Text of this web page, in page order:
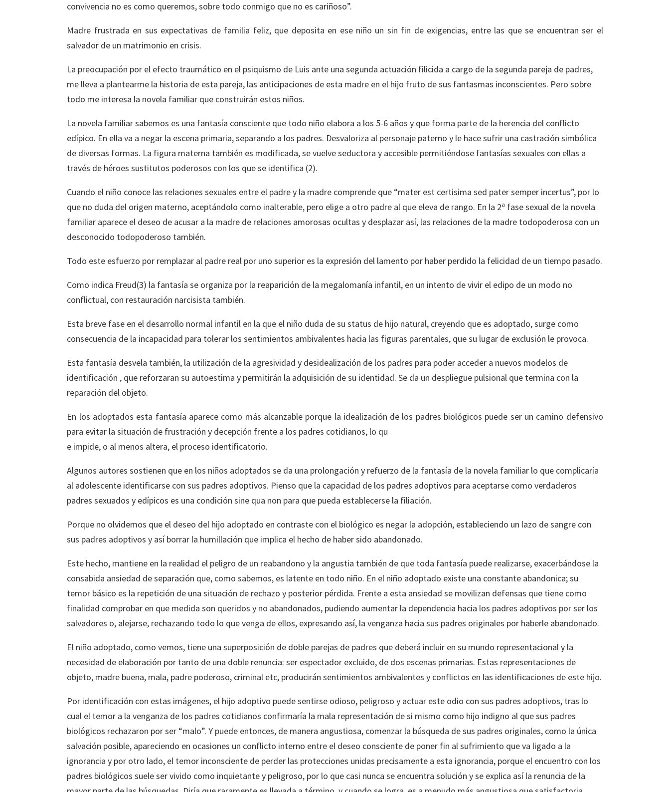
convivencia no es como queremos, sobre todo conmigo que no es cariñoso”.
Madre frustrada en sus expectativas de familia feliz, que deposita en ese niño un sin fin de exigencias, entre las que se encuentran ser el
salvador de un matrimonio en crisis.
La preocupación por el efecto traumático en el psiquismo de Luis ante una segunda actuación filicida a cargo de la segunda pareja de padres,
me lleva a plantearme la historia de esta pareja, las anticipaciones de esta madre en el hijo fruto de sus fantasmas inconscientes. Pero sobre
todo me interesa la novela familiar que construirán estos niños.
La novela familiar sabemos es una fantasía consciente que todo niño elabora a los 5-6 años y que forma parte de la herencia del conflicto
edípico. En ella va a negar la escena primaria, separando a los padres. Desvaloriza al personaje paterno y le hace sufrir una castración simbólica
de diversas formas. La figura materna también es modificada, se vuelve seductora y accesible permitiéndose fantasías sexuales con ellas a
través de héroes sustitutos poderosos con los que se identifica (2).
Cuando el niño conoce las relaciones sexuales entre el padre y la madre comprende que “mater est certisima sed pater semper incertus”, por lo
que no duda del origen materno, aceptándolo como inalterable, pero elige a otro padre al que eleva de rango. En la 2ª fase sexual de la novela
familiar aparece el deseo de acusar a la madre de relaciones amorosas ocultas y desplazar así, las relaciones de la madre todopoderosa con un
desconocido todopoderoso también.
Todo este esfuerzo por remplazar al padre real por uno superior es la expresión del lamento por haber perdido la felicidad de un tiempo pasado.
Como indica Freud(3) la fantasía se organiza por la reaparición de la megalomanía infantil, en un intento de vivir el edipo de un modo no
conflictual, con restauración narcisista también.
Esta breve fase en el desarrollo normal infantil en la que el niño duda de su status de hijo natural, creyendo que es adoptado, surge como
consecuencia de la incapacidad para tolerar los sentimientos ambivalentes hacia las figuras parentales, que su lugar de exclusión le provoca.
Esta fantasía desvela también, la utilización de la agresividad y desidealización de los padres para poder acceder a nuevos modelos de
identificación , que reforzaran su autoestima y permitirán la adquisición de su identidad. Se da un despliegue pulsional que termina con la
reparación del objeto.
En los adoptados esta fantasía aparece como más alcanzable porque la idealización de los padres biológicos puede ser un camino defensivo
para evitar la situación de frustración y decepción frente a los padres cotidianos, lo qu
e impide, o al menos altera, el proceso identificatorio.
Algunos autores sostienen que en los niños adoptados se da una prolongación y refuerzo de la fantasía de la novela familiar lo que complicaría
al adolescente identificarse con sus padres adoptivos. Pienso que la capacidad de los padres adoptivos para aceptarse como verdaderos
padres sexuados y edípicos es una condición sine qua non para que pueda establecerse la filiación.
Porque no olvidemos que el deseo del hijo adoptado en contraste con el biológico es negar la adopción, estableciendo un lazo de sangre con
sus padres adoptivos y así borrar la humillación que implica el hecho de haber sido abandonado.
Este hecho, mantiene en la realidad el peligro de un reabandono y la angustia también de que toda fantasía puede realizarse, exacerbándose la
consabida ansiedad de separación que, como sabemos, es latente en todo niño. En el niño adoptado existe una constante abandonica; su
temor básico es la repetición de una situación de rechazo y posterior pérdida. Frente a esta ansiedad se movilizan defensas que tiene como
finalidad comprobar en que medida son queridos y no abandonados, pudiendo aumentar la dependencia hacia los padres adoptivos por ser los
salvadores o, alejarse, rechazando todo lo que venga de ellos, expresando así, la venganza hacia sus padres originales por haberle abandonado.
El niño adoptado, como vemos, tiene una superposición de doble parejas de padres que deberá incluir en su mundo representacional y la
necesidad de elaboración por tanto de una doble renuncia: ser espectador excluido, de dos escenas primarias. Estas representaciones de
objeto, madre buena, mala, padre poderoso, criminal etc, producirán sentimientos ambivalentes y conflictos en las identificaciones de este hijo.
Por identificación con estas imágenes, el hijo adoptivo puede sentirse odioso, peligroso y actuar este odio con sus padres adoptivos, tras lo
cual el temor a la venganza de los padres cotidianos confirmaría la mala representación de si mismo como hijo indigno al que sus padres
biológicos rechazaron por ser “malo”. Y puede entonces, de manera angustiosa, comenzar la búsqueda de sus padres originales, como la única
salvación posible, apareciendo en ocasiones un conflicto interno entre el deseo consciente de poner fin al sufrimiento que va ligado a la
ignorancia y por otro lado, el temor inconsciente de perder las protecciones unidas precisamente a esta ignorancia, porque el encuentro con los
padres biológicos suele ser vivido como inquietante y peligroso, por lo que casi nunca se encuentra solución y se explica así la renuncia de la